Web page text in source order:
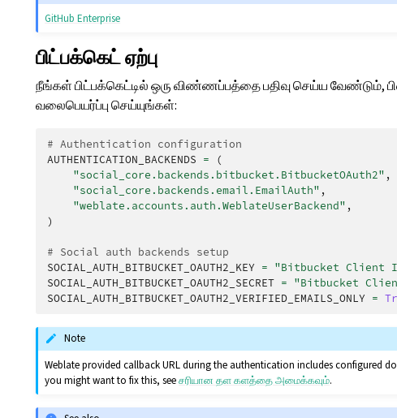
GitHub Enterprise
பிட்பக்கெட் ஏற்பு
நீங்கள் பிட்பக்கெட்டில் ஒரு விண்ணப்பத்தை பதிவு செய்ய
வலைபெயர்ப்பு செய்யுங்கள்:
# Authentication configuration
AUTHENTICATION_BACKENDS =
(
"social_core.backends.bitbucket.BitbucketOAuth2" ,
"social_core.backends.email.EmailAuth" ,
"weblate.accounts.auth.WeblateUserBackend" ,
)
# Social auth backends setup
SOCIAL_AUTH_BITBUCKET_OAUTH2_KEY = "Bitbucket Client
SOCIAL_AUTH_BITBUCKET_OAUTH2_SECRET = "Bitbucket
SOCIAL_AUTH_BITBUCKET_OAUTH2_VERIFIED_EMAILS_ONLY =
Note
Weblate provided callback URL during the authentication includes configured
you might want to fix this, seeசரியான தள களத்தை அமைக்கவும்.